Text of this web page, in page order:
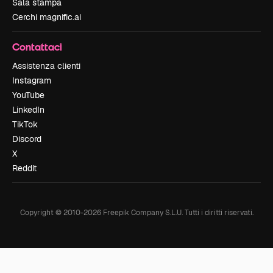
Sala stampa
Cerchi magnific.ai
Contattaci
Assistenza clienti
Instagram
YouTube
LinkedIn
TikTok
Discord
X
Reddit
Copyright © 2010-2026Freepik Company S.L.U. Tutti i diritti riservati.